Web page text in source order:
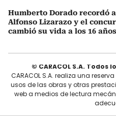
Humberto Dorado recordó a
Alfonso Lizarazo y el
cambió su vida a los 16 años
© CARACOL S.A. Todos
CARACOL S.A. realiza una
usos de las obras y otras
web a medios de lectura